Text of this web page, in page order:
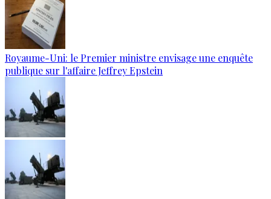
Royaume-Uni: le Premier ministre envisage une enquête
publique sur l'affaire Jeffrey Epstein